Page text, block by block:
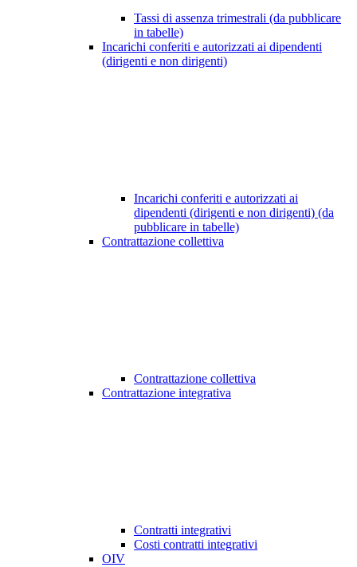
Tassi di assenza trimestrali (da pubblicare
in tabelle)
Incarichi conferiti e autorizzati ai dipendenti
(dirigenti e non dirigenti)
Incarichi conferiti e autorizzati ai
dipendenti (dirigenti e non dirigenti) (da
pubblicare in tabelle)
Contrattazione collettiva
Contrattazione collettiva
Contrattazione integrativa
Contratti integrativi
Costi contratti integrativi
OIV